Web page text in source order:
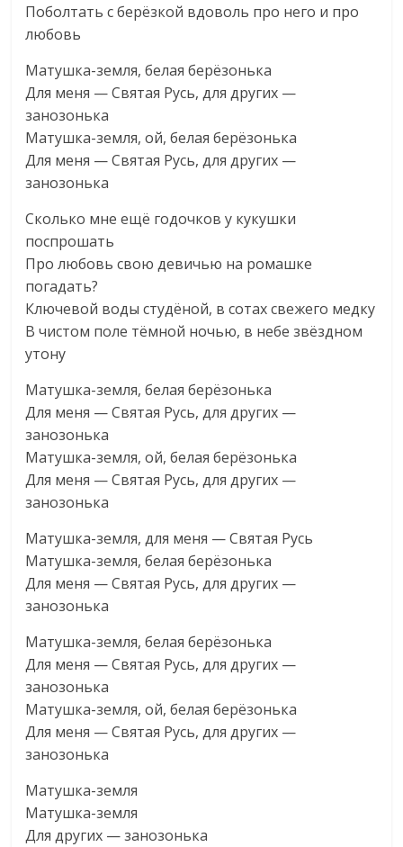
Поболтать с берёзкой вдоволь про него и про
любовь
Матушка-земля, белая берёзонька
Для меня — Святая Русь, для других —
занозонька
Матушка-земля, ой, белая берёзонька
Для меня — Святая Русь, для других —
занозонька
Сколько мне ещё годочков у кукушки
поспрошать
Про любовь свою девичью на ромашке
погадать?
Ключевой воды студёной, в сотах свежего медку
В чистом поле тёмной ночью, в небе звёздном
утону
Матушка-земля, белая берёзонька
Для меня — Святая Русь, для других —
занозонька
Матушка-земля, ой, белая берёзонька
Для меня — Святая Русь, для других —
занозонька
Матушка-земля, для меня — Святая Русь
Матушка-земля, белая берёзонька
Для меня — Святая Русь, для других —
занозонька
Матушка-земля, белая берёзонька
Для меня — Святая Русь, для других —
занозонька
Матушка-земля, ой, белая берёзонька
Для меня — Святая Русь, для других —
занозонька
Матушка-земля
Матушка-земля
Для других — занозонька